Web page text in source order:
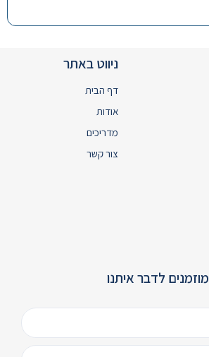
ניווט באתר
דף הבית
אודות
מדריכים
צור קשר
מוזמנים לדבר איתנו